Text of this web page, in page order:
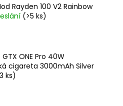
Rayden 100 V2 Rainbow
(>5 ks)
ONE Pro 40W
cigareta 3000mAh Silver
ks)